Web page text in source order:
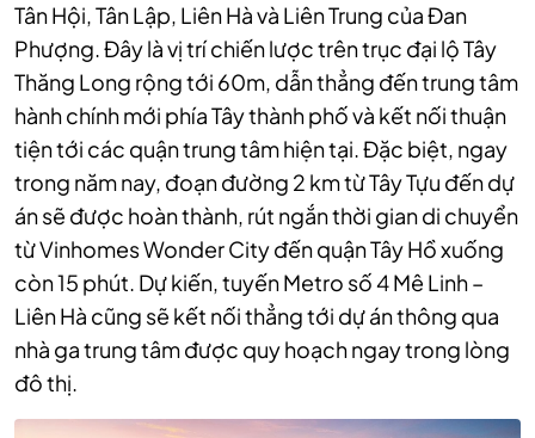
Tân Hội, Tân Lập, Liên Hà và Liên Trung của Đan
Phượng. Đây là vị trí chiến lược trên trục đại lộ Tây
Thăng Long rộng tới 60m, dẫn thẳng đến trung tâm
hành chính mới phía Tây thành phố và kết nối thuận
tiện tới các quận trung tâm hiện tại. Đặc biệt, ngay
trong năm nay, đoạn đường 2 km từ Tây Tựu đến dự
án sẽ được hoàn thành, rút ngắn thời gian di chuyển
từ Vinhomes Wonder City đến quận Tây Hồ xuống
còn 15 phút. Dự kiến, tuyến Metro số 4 Mê Linh –
Liên Hà cũng sẽ kết nối thẳng tới dự án thông qua
nhà ga trung tâm được quy hoạch ngay trong lòng
đô thị.